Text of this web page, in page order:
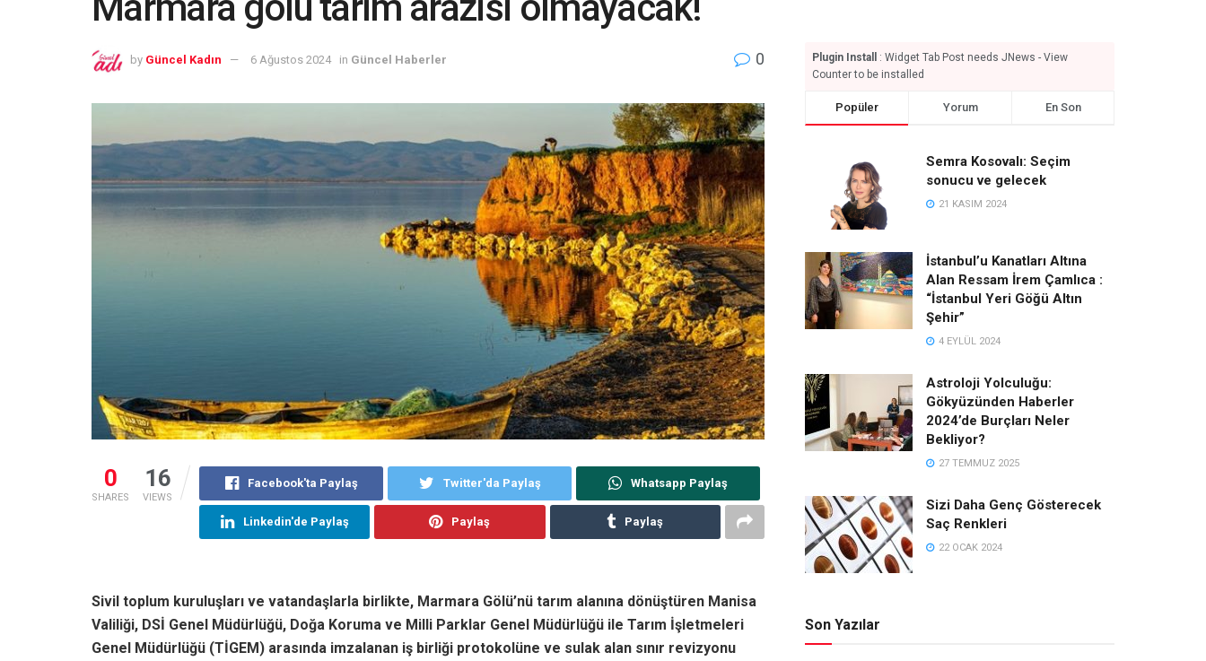
by Güncel Kadın 6 Ağustos 2024 in Güncel Haberler 0
0
SHARES
16
VIEWS
Facebook'ta Paylaş Twitter'da Paylaş Whatsapp Paylaş
Linkedin'de Paylaş Paylaş Paylaş
Sivil toplum kuruluşları ve vatandaşlarla birlikte, Marmara Gölü’nü tarım alanına dönüştüren Manisa
Valiliği, DSİ Genel Müdürlüğü, Doğa Koruma ve Milli Parklar Genel Müdürlüğü ile Tarım İşletmeleri
Genel Müdürlüğü (TİGEM) arasında imzalanan iş birliği protokolüne ve sulak alan sınır revizyonu
Plugin Install
: Widget Tab Post needs JNews - View
Counter to be installed
Popüler Yorum En Son
Semra Kosovalı: Seçim
sonucu ve gelecek
21 KASIM 2024
İstanbul’u Kanatları Altına
Alan Ressam İrem Çamlıca :
“İstanbul Yeri Göğü Altın
Şehir”
4 EYLÜL 2024
Astroloji Yolculuğu:
Gökyüzünden Haberler
2024’de Burçları Neler
Bekliyor?
27 TEMMUZ 2025
Sizi Daha Genç Gösterecek
Saç Renkleri
22 OCAK 2024
Son Yazılar